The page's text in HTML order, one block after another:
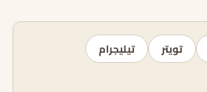
تويتر
تيليجرام